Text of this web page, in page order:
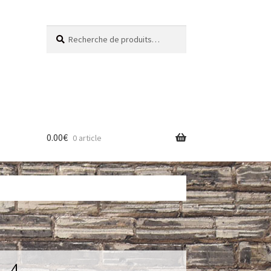
pour :
0.00€ 0 article